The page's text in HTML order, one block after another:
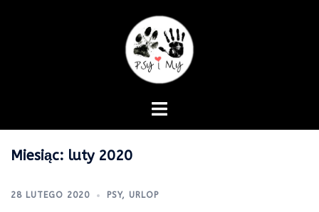
Miesiąc: luty 2020
28 LUTEGO 2020 PSY, URLOP